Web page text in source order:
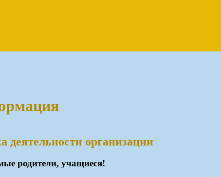
деятельности организации
родители, учащиеся!